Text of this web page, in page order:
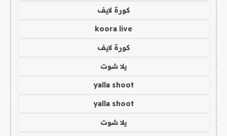
كورة لايف
koora live
كورة لايف
يلا شوت
yalla shoot
yalla shoot
يلا شوت